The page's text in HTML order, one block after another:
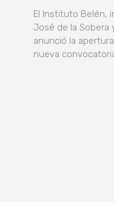
El Instituto Belén,
José de la Sobera
anunció la
nueva